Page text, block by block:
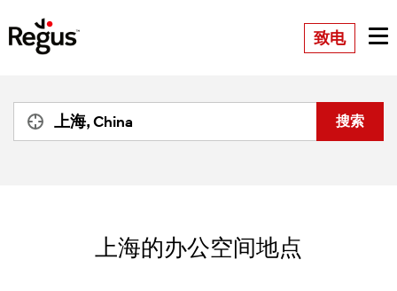
致电
上海的办公空间地点